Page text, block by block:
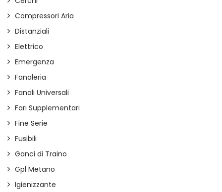
Compressori Aria
Distanziali
Elettrico
Emergenza
Fanaleria
Fanali Universali
Fari Supplementari
Fine Serie
Fusibili
Ganci di Traino
Gpl Metano
Igienizzante